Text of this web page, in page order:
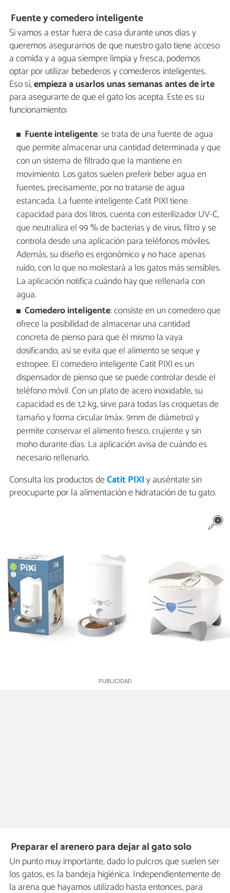
Fuente y comedero inteligente
Si vamos a estar fuera de casa durante unos días y
queremos asegurarnos de que nuestro gato tiene acceso
a comida y a agua siempre limpia y fresca, podemos
optar por utilizar bebederos y comederos inteligentes.
Eso sí,empieza a usarlos unas semanas antes de irte
para asegurarte de que el gato los acepta. Este es su
funcionamiento:
Fuente inteligente: se trata de una fuente de agua
que permite almacenar una cantidad determinada y que
con un sistema de filtrado que la mantiene en
movimiento. Los gatos suelen preferir beber agua en
fuentes, precisamente, por no tratarse de agua
estancada. La fuente inteligente Catit PIXI tiene
capacidad para dos litros, cuenta con esterilizador UV-C,
que neutraliza el 99 % de bacterias y de virus, filtro y se
controla desde una aplicación para teléfonos móviles.
Además, su diseño es ergonómico y no hace apenas
ruido, con lo que no molestará a los gatos más sensibles.
La aplicación notifica cuándo hay que rellenarla con
agua.
Comedero inteligente: consiste en un comedero que
ofrece la posibilidad de almacenar una cantidad
concreta de pienso para que él mismo la vaya
dosificando, así se evita que el alimento se seque y
estropee. El comedero inteligente Catit PIXI es un
dispensador de pienso que se puede controlar desde el
teléfono móvil. Con un plato de acero inoxidable, su
capacidad es de 1,2 kg, sirve para todas las croquetas de
tamaño y forma circular (máx. 9mm de diámetro) y
permite conservar el alimento fresco, crujiente y sin
moho durante días. La aplicación avisa de cuándo es
necesario rellenarlo.
Consulta los productos deCatit PIXIy auséntate sin
preocuparte por la alimentación e hidratación de tu gato.
Preparar el arenero para dejar al gato solo
Un punto muy importante, dado lo pulcros que suelen ser
los gatos, es la bandeja higiénica. Independientemente de
la arena que hayamos utilizado hasta entonces, para